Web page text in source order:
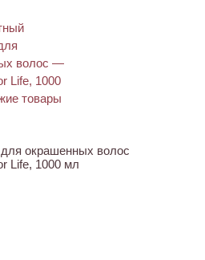
окрашенных волос
Life, 1000 мл